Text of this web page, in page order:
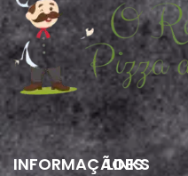
INFORMAÇÃOES
LINKS